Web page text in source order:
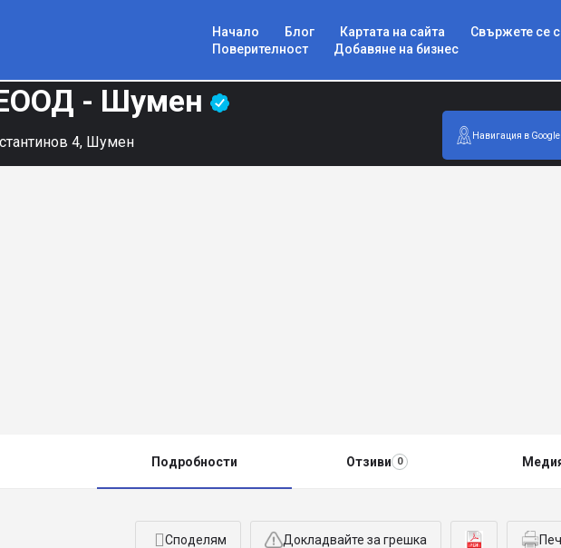
Начало Блог Картата на сайта
Свържете се
Поверителност
Добавяне на бизнес
- Шумен
4, Шумен Навигация в Google
Подробности Отзиви 0
Споделям Докладвайте за грешка